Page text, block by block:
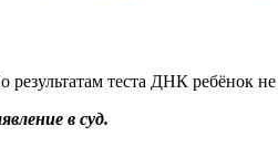
результатам теста ДНК ребёнок
в суд.